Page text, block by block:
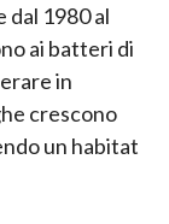
dal 1980 al
ai batteri di
in
crescono
un habitat